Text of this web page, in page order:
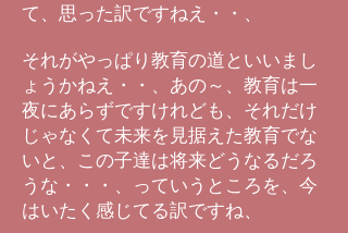
て、思った訳ですねえ・・、
それがやっぱり教育の道といいまし
ょうかねえ・・、あの～、教育は一
夜にあらずですけれども、それだけ
じゃなくて未来を見据えた教育でな
いと、この子達は将来どうなるだろ
うな・・・、っていうところを、今
はいたく感じてる訳ですね、